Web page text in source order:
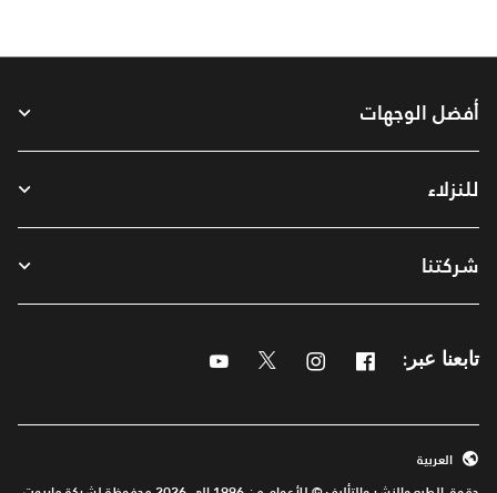
أفضل الوجهات
للنزلاء
شركتنا
تابعنا عبر: Facebook
Instagram
Twitter
العربية